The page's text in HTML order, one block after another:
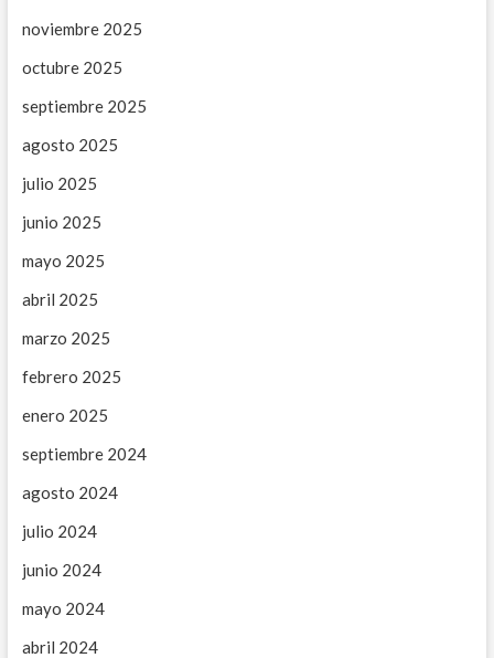
noviembre 2025
octubre 2025
septiembre 2025
agosto 2025
julio 2025
junio 2025
mayo 2025
abril 2025
marzo 2025
febrero 2025
enero 2025
septiembre 2024
agosto 2024
julio 2024
junio 2024
mayo 2024
abril 2024